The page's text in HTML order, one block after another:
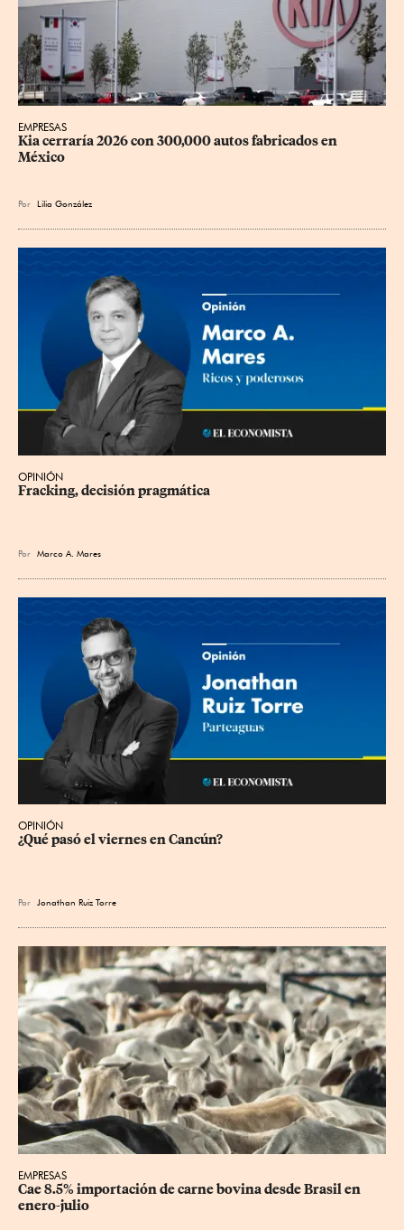
EMPRESAS
Kia cerraría 2026 con 300,000 autos fabricados en
México
Por Lilia González
OPINIÓN
Fracking, decisión pragmática
Por Marco A. Mares
OPINIÓN
¿Qué pasó el viernes en Cancún?
Por Jonathan Ruiz Torre
EMPRESAS
Cae 8.5% importación de carne bovina desde Brasil en
enero-julio